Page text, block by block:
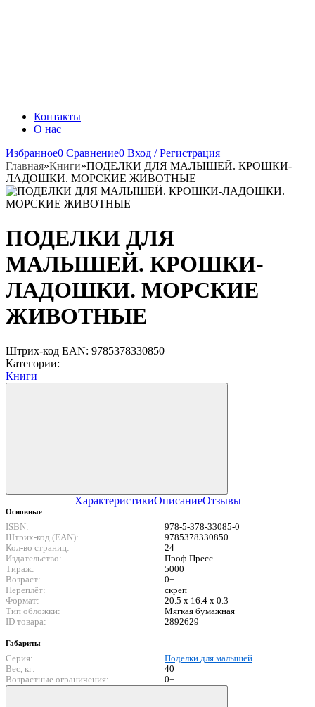
Контакты
О нас
Избранное0 Сравнение0 Вход / Регистрация
Главная»Книги»ПОДЕЛКИ ДЛЯ МАЛЫШЕЙ. КРОШКИ-
ЛАДОШКИ. МОРСКИЕ ЖИВОТНЫЕ
ПОДЕЛКИ ДЛЯ
МАЛЫШЕЙ. КРОШКИ-
ЛАДОШКИ. МОРСКИЕ
ЖИВОТНЫЕ
Штрих-код EAN: 9785378330850
Категории:
Книги
ХарактеристикиОписаниеОтзывы
Основные
ISBN:
978-5-378-33085-0
Штрих-код (EAN):
9785378330850
Кол-во страниц:
24
Издательство:
Проф-Пресс
Тираж:
5000
Возраст:
0+
Переплёт:
скреп
Формат:
20.5 x 16.4 x 0.3
Тип обложки:
Мягкая бумажная
ID товара:
2892629
Габариты
Серия:
Поделки для малышей
Вес, кг:
40
Возрастные ограничения:
0+